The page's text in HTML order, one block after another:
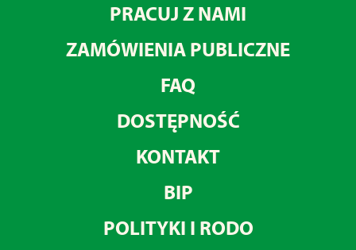
PRACUJ Z NAMI
ZAMÓWIENIA PUBLICZNE
FAQ
DOSTĘPNOŚĆ
KONTAKT
BIP
POLITYKI I RODO